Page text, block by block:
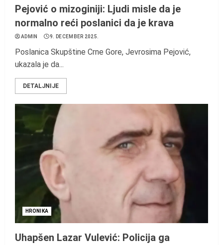
Pejović o mizoginiji: Ljudi misle da je
normalno reći poslanici da je krava
ADMIN 9. DECEMBER 2025.
Poslanica Skupštine Crne Gore, Jevrosima Pejović,
ukazala je da...
DETALJNIJE
HRONIKA
Uhapšen Lazar Vulević: Policija ga